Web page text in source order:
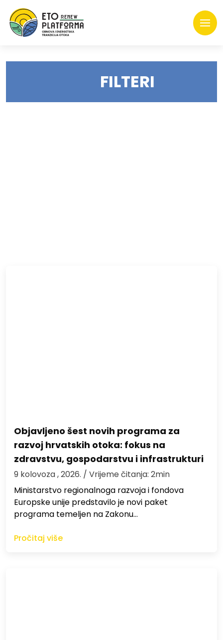
FILTERI
Objavljeno šest novih programa za
razvoj hrvatskih otoka: fokus na
zdravstvu, gospodarstvu i infrastrukturi
9 kolovoza , 2026. / Vrijeme čitanja: 2min
Ministarstvo regionalnoga razvoja i fondova
Europske unije predstavilo je novi paket
programa temeljen na Zakonu…
Pročitaj više